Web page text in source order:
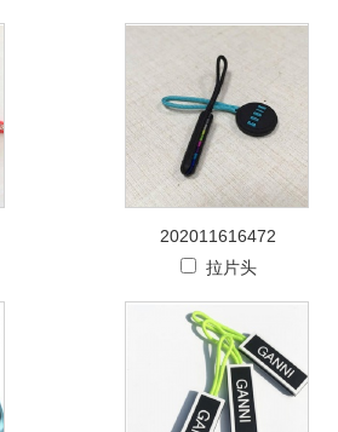
202011616472
拉片头